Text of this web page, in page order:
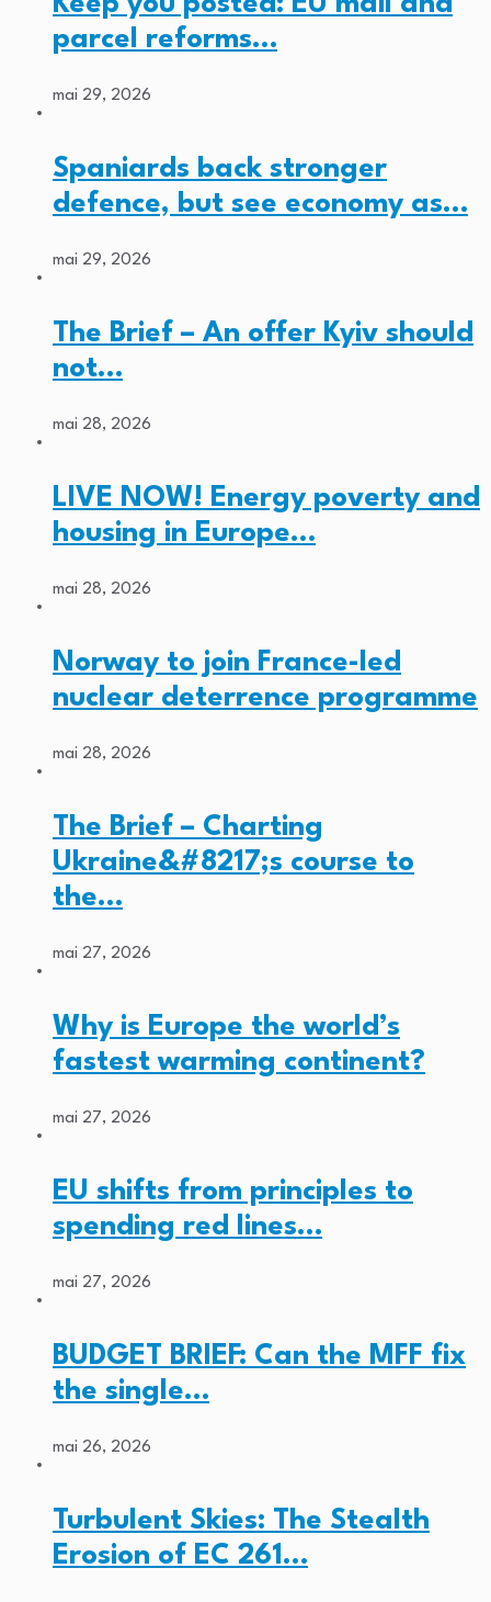
parcel reforms…
mai 29, 2026
Spaniards back stronger
defence, but see economy as…
mai 29, 2026
The Brief – An offer Kyiv should
not…
mai 28, 2026
LIVE NOW! Energy poverty and
housing in Europe…
mai 28, 2026
Norway to join France-led
nuclear deterrence programme
mai 28, 2026
The Brief – Charting
Ukraine&#8217;s course to
the…
mai 27, 2026
Why is Europe the world’s
fastest warming continent?
mai 27, 2026
EU shifts from principles to
spending red lines…
mai 27, 2026
BUDGET BRIEF: Can the MFF fix
the single…
mai 26, 2026
Turbulent Skies: The Stealth
Erosion of EC 261…